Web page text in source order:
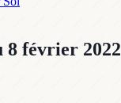
8 février 2022